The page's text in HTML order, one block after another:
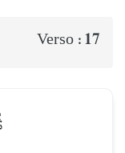
Verso : 17